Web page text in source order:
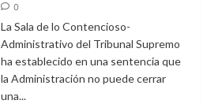
0
La Sala de lo Contencioso-
Administrativo del Tribunal Supremo
ha establecido en una sentencia que
la Administración no puede cerrar
una...